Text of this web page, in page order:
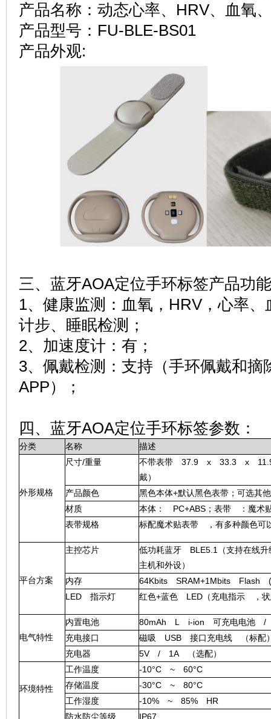
产品名称：动态心率、HRV、血氧
产品型号：FU-BLE-BS01
产品外观:
三、蓝牙AOA定位手环标签产品功
1、健康监测：血氧，HRV，心率
计步、睡眠检测；
2、加速度计：有；
3、佩戴检测：支持（手环佩戴和摘
APP）；
四、蓝牙AOA定位手环标签参数：
分类 名称 描述
外形规格
尺寸/重量
不带表带 37.9 x 33.3 x
戴）
产品颜色
黑色本体+默认黑色表带；可选其
材质
本体： PC+ABS；表带 ：魔术
表带规格
标配魔术贴表带 ，有多种颜色可
平台方案
主控芯片
低功耗蓝牙 BLE5.1（支持在线
主机和外设）
内存
64Kbits SRAM+1Mbits Flash (
LED 指示灯
红色+蓝色 LED（充电指示 ，状
电气特性
内置电池
80mAh L i-ion 可充电电池
充电接口
磁吸 USB 接口充电线 （标配
充电器
5V / 1A （选配）
环境特性
工作温度
-10°C ~ 60°C
存储温度
-30°C ~ 80°C
工作湿度
-10% ~ 85% HR
防水防尘等级
IP67